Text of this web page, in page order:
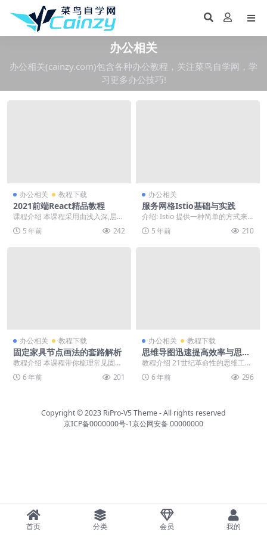
办公相关
办公相关(cainzy.com)包含各种办公教程，关注菜鸟自学网，学
习更多办公技巧!
办公相关 教程下载
2021前端React精品教程
课程介绍 本课程采用由浅入深,层层
递进的讲解方式, 让你轻松掌握 Rea
ct 的...5 年前 242
办公相关
服务网格Istio基础与实践
介绍: Istio 提供一种简单的方式来
为已部署的服务建立网络，该网络
具有负载均...
5 年前 210
办公相关 教程下载
固定家具节点画法的套路解析
教程介绍 本课程带你梳理常见固定
家具构造原理，总结出画常见节点
基本套路，提升设计...
6 年前 201
办公相关 教程下载
思维导图迅速提高效率与思考
力
教程介绍 21世纪革命性的思维工
具，思维导图！带你挑战传统的思
维习惯，开发大脑潜...
6 年前 296
Copyright © 2023 RiPro-V5 Theme- All rights reserved
京ICP备0000000号-1京公网安备 00000000
首页 分类 会员 我的